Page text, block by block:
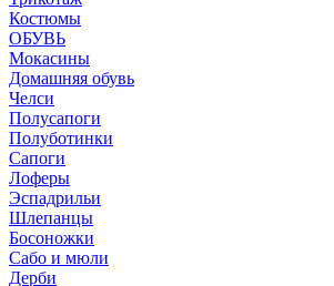
Костюмы
ОБУВЬ
Мокасины
Домашняя обувь
Челси
Полусапоги
Полуботинки
Сапоги
Лоферы
Эспадрильи
Шлепанцы
Босоножки
Сабо и мюли
Дерби